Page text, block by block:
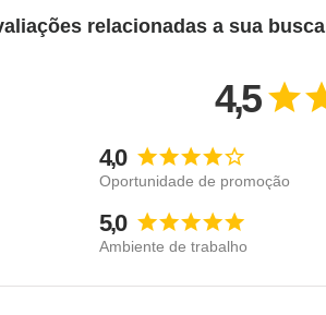
relacionadas a sua busca
4,5
4,0
Oportunidade de promoção
5,0
Ambiente de trabalho